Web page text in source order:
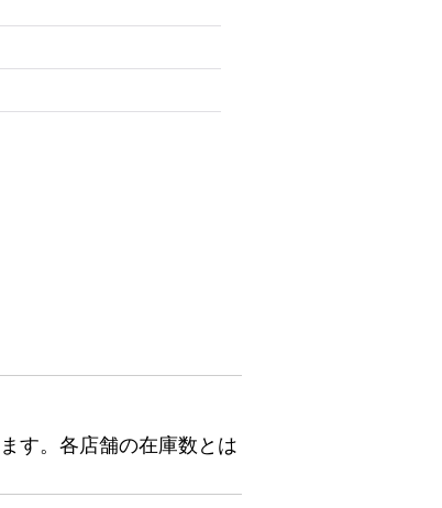
す。各店舗の在庫数とは